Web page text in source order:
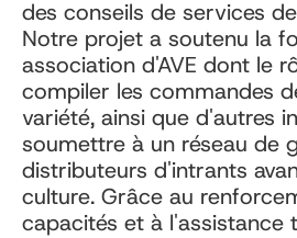
des conseils de services
Notre projet a soutenu la
association d'AVE dont le
compiler les commandes
variété, ainsi que d'autres
soumettre à un réseau de
distributeurs d'intrants
culture. Grâce au
capacités et à l'assistance